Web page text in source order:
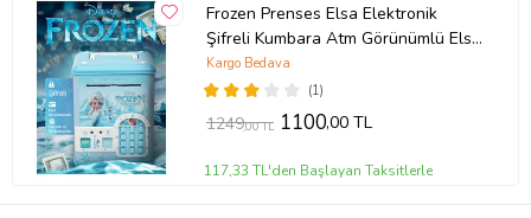
Frozen Prenses Elsa Elektronik
Şifreli Kumbara Atm Görünümlü Elsa
Kumbara Karlar Ülkesi Atm Kumbara
(Mavi)
(1)
Kargo Bedava
1249,00 TL 1100,00 TL
117,33 TL'den Başlayan Taksitlerle